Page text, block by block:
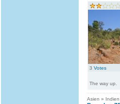
3 Votes
The way up.
Asien » Indien